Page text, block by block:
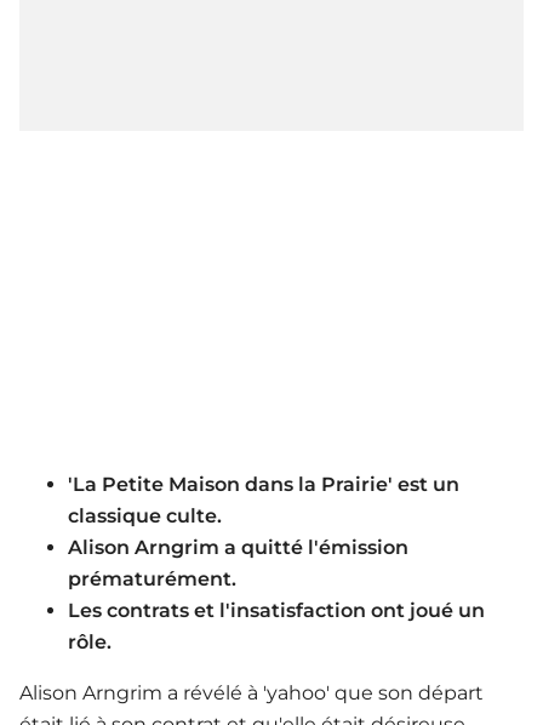
'La Petite Maison dans la Prairie' est un
classique culte.
Alison Arngrim a quitté l'émission
prématurément.
Les contrats et l'insatisfaction ont joué un
rôle.
Alison Arngrim a révélé à 'yahoo' que son départ